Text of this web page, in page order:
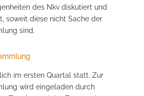
des Nkv diskutiert und
soweit diese nicht Sache der
sind.
im ersten Quartal statt. Zur
wird eingeladen durch